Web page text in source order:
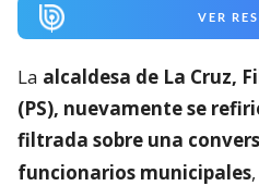
VER
La alcaldesa de La Cruz,
(PS), nuevamente se
filtrada sobre una
funcionarios municipales